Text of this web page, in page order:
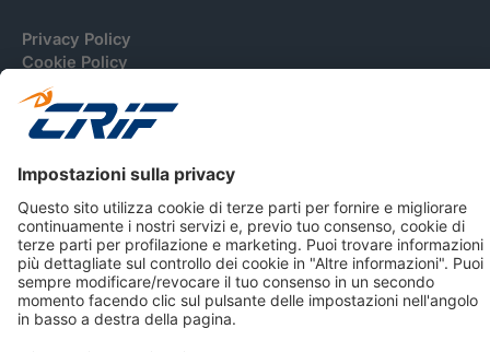
Privacy Policy
Cookie Policy
Informativa Dati Personali
CRIF Business Ethics
Accessibilità
Creditizie
© 2026 CRIF S.p.A. Tutti i diritti riservati.
Via della Beverara, 21 / 40131 Bologna / Italy Cap. Soc.
sottoscritto € 51.941.235,00 di cui versato € 51.806.190,00 |